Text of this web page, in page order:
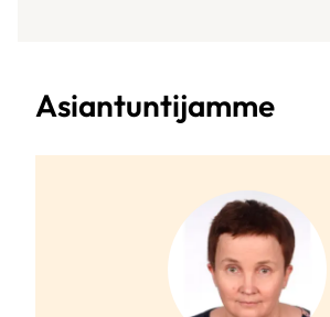
Asiantuntijamme